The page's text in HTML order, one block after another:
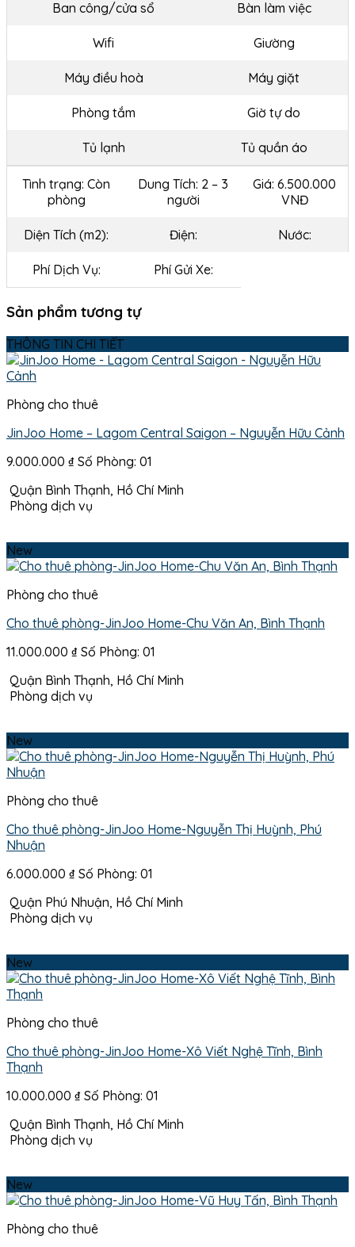
Ban công/cửa sổ Bàn làm việc
Wifi Giường
Máy điều hoà Máy giặt
Phòng tắm Giờ tự do
Tủ lạnh Tủ quần áo
Tình trạng: Còn
phòng
Dung Tích: 2 – 3
người
Giá: 6.500.000
VNĐ
Diện Tích (m2): Điện: Nước:
Phí Dịch Vụ: Phí Gửi Xe:
Sản phẩm tương tự
THÔNG TIN CHI TIẾT
Phòng cho thuê
JinJoo Home – Lagom Central Saigon – Nguyễn Hữu Cảnh
9.000.000 ₫ Số Phòng: 01
Quận Bình Thạnh, Hồ Chí Minh
Phòng dịch vụ
New
Phòng cho thuê
Cho thuê phòng-JinJoo Home-Chu Văn An, Bình Thạnh
11.000.000 ₫ Số Phòng: 01
Quận Bình Thạnh, Hồ Chí Minh
Phòng dịch vụ
New
Phòng cho thuê
Cho thuê phòng-JinJoo Home-Nguyễn Thị Huỳnh, Phú
Nhuận
6.000.000 ₫ Số Phòng: 01
Quận Phú Nhuận, Hồ Chí Minh
Phòng dịch vụ
New
Phòng cho thuê
Cho thuê phòng-JinJoo Home-Xô Viết Nghệ Tĩnh, Bình
Thạnh
10.000.000 ₫ Số Phòng: 01
Quận Bình Thạnh, Hồ Chí Minh
Phòng dịch vụ
New
Phòng cho thuê